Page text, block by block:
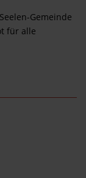
Gemeinde
für alle